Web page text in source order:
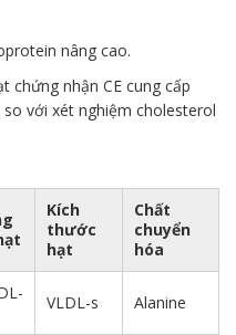
nâng cao.
chứng nhận CE cung cấp
với xét nghiệm cholesterol
Kích
thước
hạt
Chất
chuyển
hóa
VLDL-s Alanine